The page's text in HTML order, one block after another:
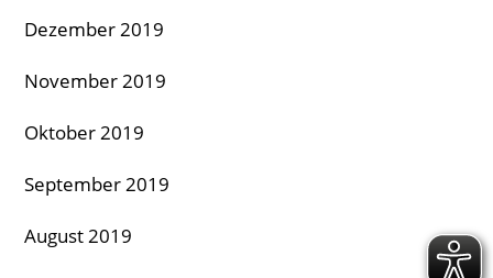
Dezember 2019
November 2019
Oktober 2019
September 2019
August 2019